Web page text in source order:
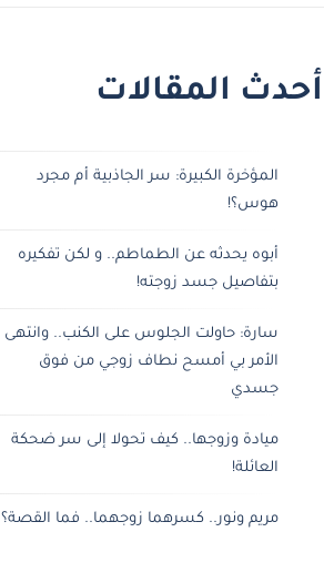
أحدث المقالات
المؤخرة الكبيرة: سر الجاذبية أم مجرد
هوس؟!
أبوه يحدثه عن الطماطم.. و لكن تفكيره
بتفاصيل جسد زوجته!
سارة: حاولت الجلوس على الكنب.. وانتهى
الأمر بي أمسح نطاف زوجي من فوق
جسدي
ميادة وزوجها.. كيف تحولا إلى سر ضحكة
العائلة!
مريم ونور.. كسرهما زوجهما.. فما القصة؟